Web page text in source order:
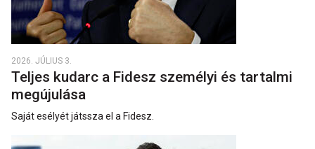
2026. JÚLIUS 3.
Teljes kudarc a Fidesz személyi és tartalmi
megújulása
Saját esélyét játssza el a Fidesz.